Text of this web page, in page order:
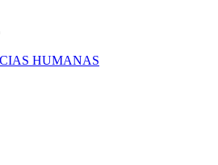
HUMANAS